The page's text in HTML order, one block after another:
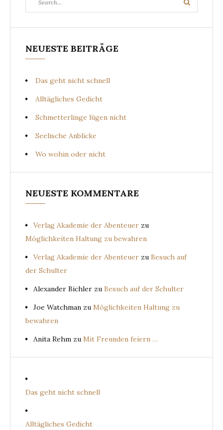
for:
Search
NEUESTE BEITRÄGE
Das geht nicht schnell
Alltägliches Gedicht
Schmetterlinge lügen nicht
Seelische Anblicke
Wo wohin oder nicht
NEUESTE KOMMENTARE
Verlag Akademie der Abenteuer zu
Möglichkeiten Haltung zu bewahren
Verlag Akademie der Abenteuer zu Besuch auf
der Schulter
Alexander Bichler zu Besuch auf der Schulter
Joe Watchman zu Möglichkeiten Haltung zu
bewahren
Anita Rehm zu Mit Freunden feiern …
Das geht nicht schnell
Alltägliches Gedicht